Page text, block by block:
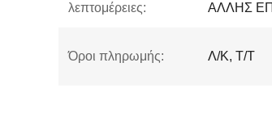
λεπτομέρειες:
ΑΛΛΗΣ
Όροι πληρωμής: Λ/Κ, Τ/Τ